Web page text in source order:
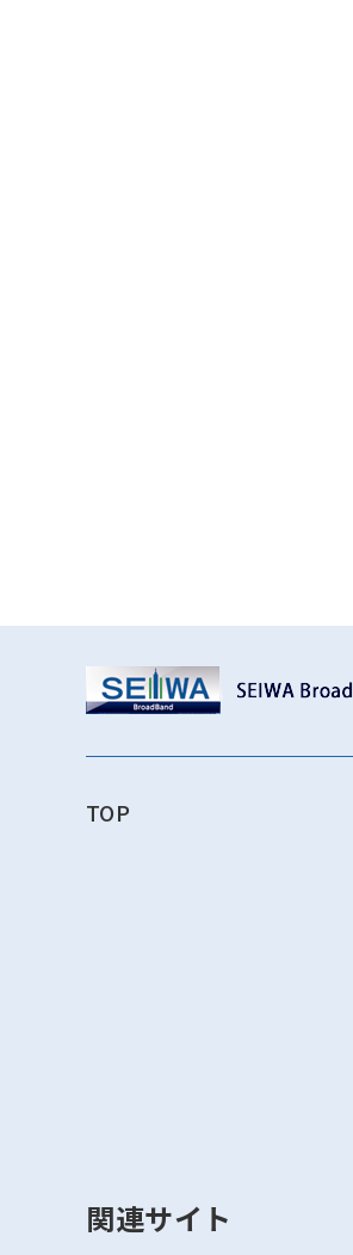
TOP
関連サイト